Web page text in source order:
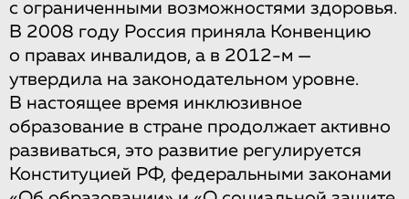
с ограниченными возможностями здоровья.
В 2008 году Россия приняла Конвенцию
о правах инвалидов, а в 2012-м —
утвердила на законодательном уровне.
В настоящее время инклюзивное
образование в стране продолжает активно
развиваться, это развитие регулируется
Конституцией РФ, федеральными законами